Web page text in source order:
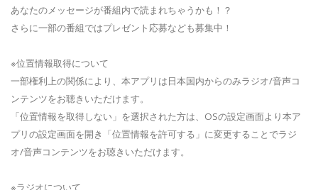
あなたのメッセージが番組内で読まれちゃうかも！？
さらに一部の番組ではプレゼント応募なども募集中！
※位置情報取得について
一部権利上の関係により、本アプリは日本国内からのみラジオ/音声コ
ンテンツをお聴きいただけます。
「位置情報を取得しない」を選択された方は、OSの設定画面より本ア
プリの設定画面を開き「位置情報を許可する」に変更することでラジ
オ/音声コンテンツをお聴きいただけます。
※ラジオについて